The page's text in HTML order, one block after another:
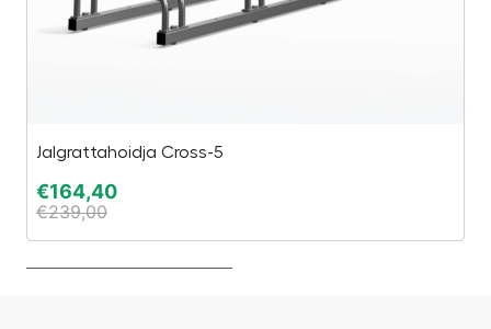
Jalgrattahoidja Cross-5
€164,40
€239,00